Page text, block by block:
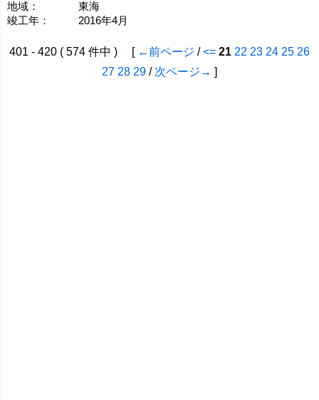
地域：
東海
竣工年：
2016年4月
401 - 420 ( 574 件中 ) [ ←前ページ /<= 21 22 23 24 25 26
27 28 29 / 次ページ→ ]